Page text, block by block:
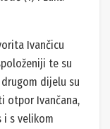
Ivančicu
te su
drugom dijelu su
otpor Ivančana,
i s velikom